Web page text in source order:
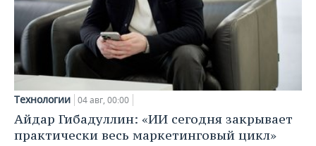
Технологии 04 авг, 00:00
Айдар Гибадуллин: «ИИ сегодня закрывает
практически весь маркетинговый цикл»